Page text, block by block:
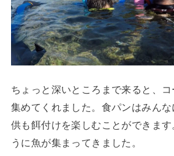
ちょっと深いところまで来ると、
集めてくれました。食パンはみん
供も餌付けを楽しむことができま
うに魚が集まってきました。